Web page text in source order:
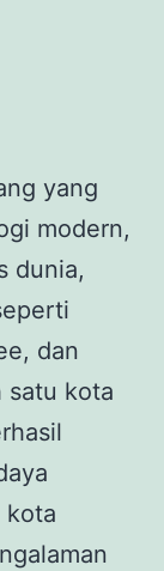
yang
modern,
dunia,
dan
satu kota
kota